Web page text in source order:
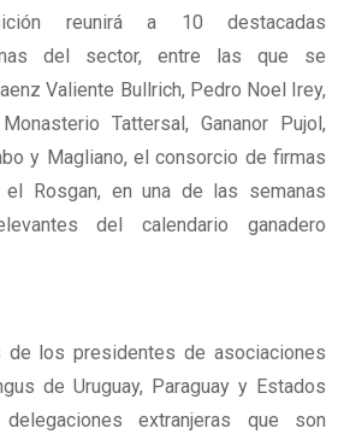
reunirá a 10 destacadas
del sector, entre las que se
Valiente Bullrich, Pedro Noel Irey,
Tattersal, Gananor Pujol,
y Magliano, el consorcio de firmas
Rosgan, en una de las semanas
del calendario ganadero
de los presidentes de asociaciones
de Uruguay, Paraguay y Estados
extranjeras que son